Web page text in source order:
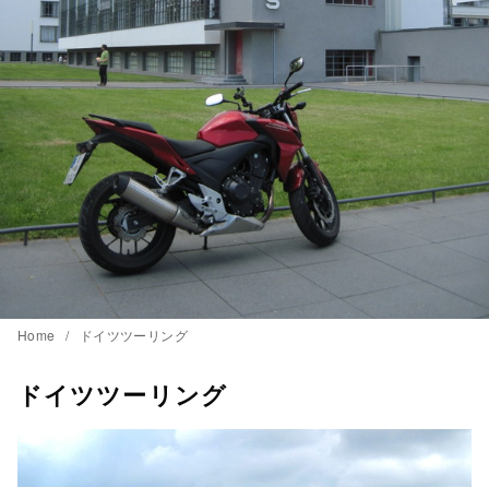
Home ドイツツーリング
ドイツツーリング